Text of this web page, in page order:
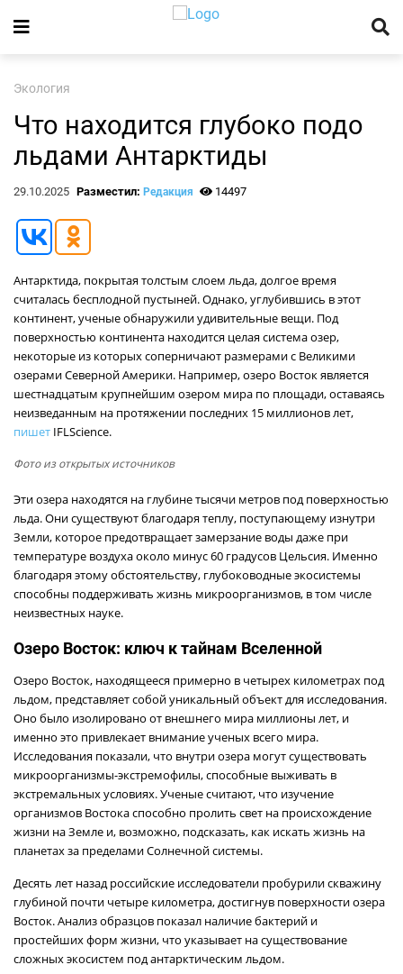
Экология
Что находится глубоко подо
льдами Антарктиды
29.10.2025 Разместил: Редакция 14497
Антарктида, покрытая толстым слоем льда, долгое время
считалась бесплодной пустыней. Однако, углубившись в этот
континент, ученые обнаружили удивительные вещи. Под
поверхностью континента находится целая система озер,
некоторые из которых соперничают размерами с Великими
озерами Северной Америки. Например, озеро Восток является
шестнадцатым крупнейшим озером мира по площади, оставаясь
неизведанным на протяжении последних 15 миллионов лет,
пишет IFLScience.
Фото из открытых источников
Эти озера находятся на глубине тысячи метров под поверхностью
льда. Они существуют благодаря теплу, поступающему изнутри
Земли, которое предотвращает замерзание воды даже при
температуре воздуха около минус 60 градусов Цельсия. Именно
благодаря этому обстоятельству, глубоководные экосистемы
способны поддерживать жизнь микроорганизмов, в том числе
неизвестных науке.
Озеро Восток: ключ к тайнам Вселенной
Озеро Восток, находящееся примерно в четырех километрах под
льдом, представляет собой уникальный объект для исследования.
Оно было изолировано от внешнего мира миллионы лет, и
именно это привлекает внимание ученых всего мира.
Исследования показали, что внутри озера могут существовать
микроорганизмы-экстремофилы, способные выживать в
экстремальных условиях. Ученые считают, что изучение
организмов Востока способно пролить свет на происхождение
жизни на Земле и, возможно, подсказать, как искать жизнь на
планетах за пределами Солнечной системы.
Десять лет назад российские исследователи пробурили скважину
глубиной почти четыре километра, достигнув поверхности озера
Восток. Анализ образцов показал наличие бактерий и
простейших форм жизни, что указывает на существование
сложных экосистем под антарктическим льдом.